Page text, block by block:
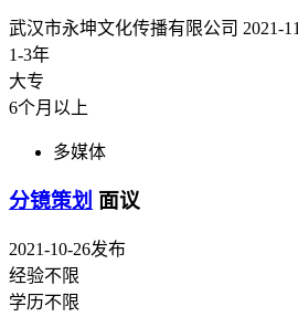
武汉市永坤文化传播有限公司 2021-
1-3年
大专
6个月以上
多媒体
分镜策划 面议
2021-10-26发布
经验不限
学历不限